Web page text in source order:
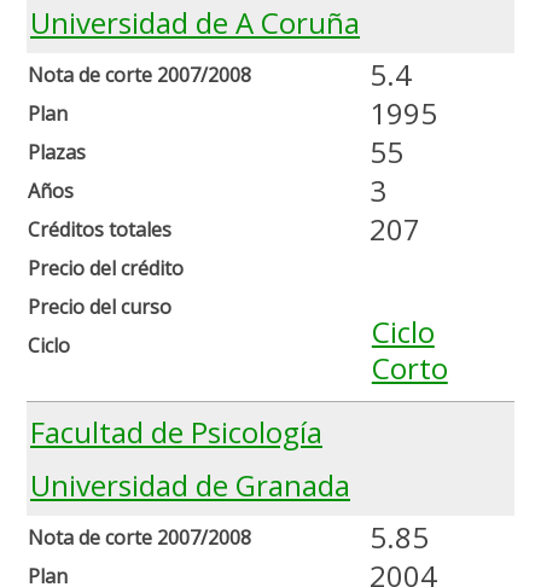
Universidad de A Coruña
Nota de corte 2007/2008
Plan
Plazas
Años
Créditos totales
Precio del crédito
Precio del curso
Ciclo
5.4
1995
55
3
207
Ciclo
Corto
Facultad de Psicología
Universidad de Granada
Nota de corte 2007/2008
Plan
5.85
2004